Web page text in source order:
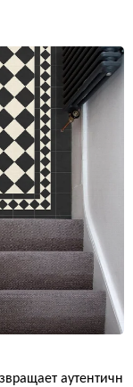
аутентичн